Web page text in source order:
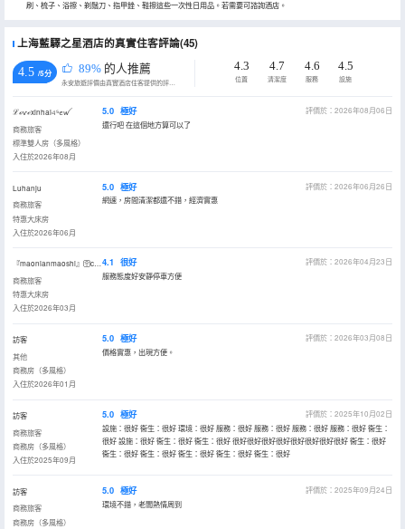
刷、梳子、浴擦、剃鬚刀、指甲銼、鞋擦這些一次性日用品。若需要可諮詢酒店。
上海藍驛之星酒店的真實住客評論(45)
4.5 /5分 89% 的人推薦
永安旅遊評價由真實酒店住客提供的評價。
4.3
位置
4.7
清潔度
4.6
服務
4.5
設施
ℒℴѵℯxinhaiএ⁵ꫀꪝ
商務旅客
標準雙人房（多風格）
入住於2026年08月
5.0 極好
評價於：2026年08月06日
還行吧 在這個地方算可以了
Luhanju
商務旅客
特惠大床房
入住於2026年06月
5.0 極好
評價於：2026年06月26日
網速，房間清潔都還不錯，經濟實惠
『maonianmaoshi』🛜cheng
商務旅客
特惠大床房
入住於2026年03月
4.1 很好
評價於：2026年04月23日
服務態度好安靜停車方便
訪客
其他
商務房（多風格）
入住於2026年01月
5.0 極好
評價於：2026年03月08日
價格實惠，出現方便。
訪客
商務旅客
商務房（多風格）
入住於2025年09月
5.0 極好
評價於：2025年10月02日
設施：很好 衞生：很好 環境：很好 服務：很好 服務：很好 服務：很好 服務：很好 衞生：
很好 設施：很好 衞生：很好 衞生：很好 很好很好很好很好很好很好很好很好 衞生：很好
衞生：很好 衞生：很好 衞生：很好 衞生：很好 衞生：很好
訪客
商務旅客
商務房（多風格）
5.0 極好
評價於：2025年09月24日
環境不錯，老闆熱情周到